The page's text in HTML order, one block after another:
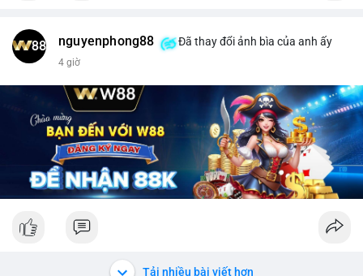
$xrp
#titanbot
📰 Nguồn: CoinDesk
nguyenphong88 Đã thay đổi ảnh bìa của anh ấy
4 giờ
Tải nhiều bài viết hơn